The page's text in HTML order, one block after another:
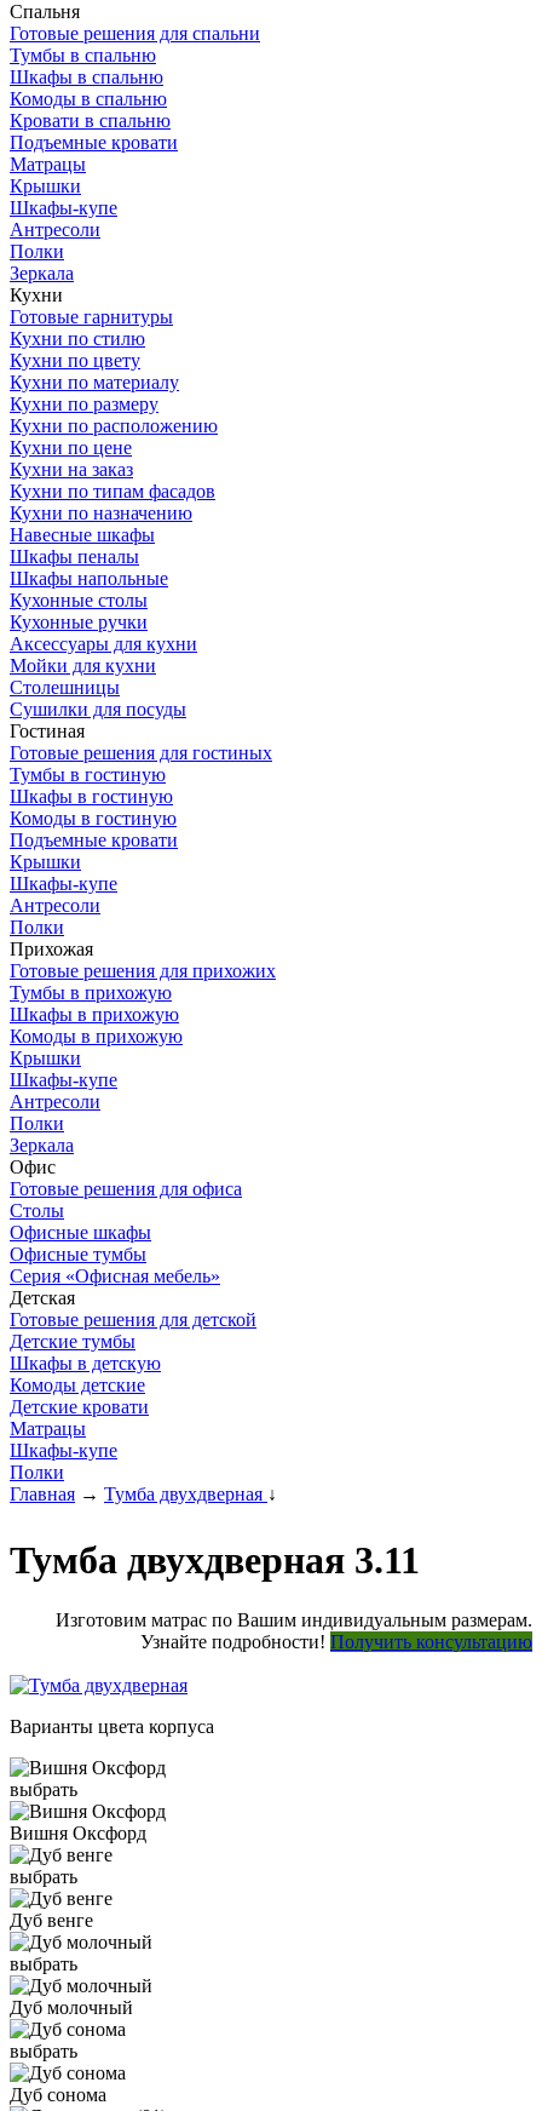
Спальня
Готовые решения для спальни
Тумбы в спальню
Шкафы в спальню
Комоды в спальню
Кровати в спальню
Подъемные кровати
Матрацы
Крышки
Шкафы-купе
Антресоли
Полки
Зеркала
Кухни
Готовые гарнитуры
Кухни по стилю
Кухни по цвету
Кухни по материалу
Кухни по размеру
Кухни по расположению
Кухни по цене
Кухни на заказ
Кухни по типам фасадов
Кухни по назначению
Навесные шкафы
Шкафы пеналы
Шкафы напольные
Кухонные столы
Кухонные ручки
Аксессуары для кухни
Мойки для кухни
Столешницы
Сушилки для посуды
Гостиная
Готовые решения для гостиных
Тумбы в гостиную
Шкафы в гостиную
Комоды в гостиную
Подъемные кровати
Крышки
Шкафы-купе
Антресоли
Полки
Прихожая
Готовые решения для прихожих
Тумбы в прихожую
Шкафы в прихожую
Комоды в прихожую
Крышки
Шкафы-купе
Антресоли
Полки
Зеркала
Офис
Готовые решения для офиса
Столы
Офисные шкафы
Офисные тумбы
Серия «Офисная мебель»
Детская
Готовые решения для детской
Детские тумбы
Шкафы в детскую
Комоды детские
Детские кровати
Матрацы
Шкафы-купе
Полки
Главная → Тумба двухдверная ↓
Тумба двухдверная 3.11
Изготовим матрас по Вашим индивидуальным размерам.
Узнайте подробности! Получить консультацию
Варианты цвета корпуса
выбрать
Вишня Оксфорд
выбрать
Дуб венге
выбрать
Дуб молочный
выбрать
Дуб сонома